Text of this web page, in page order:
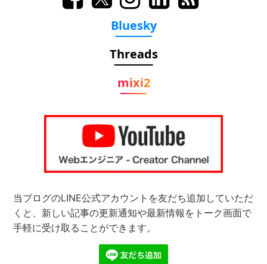
Bluesky
Threads
mixi2
当ブログのLINE公式アカウントを友だち追加していただ
くと、新しい記事の更新通知や最新情報をトーク画面で
手軽に受け取ることができます。